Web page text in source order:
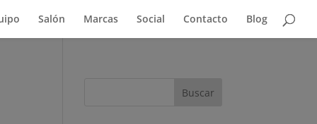
Salón Marcas Social Contacto Blog